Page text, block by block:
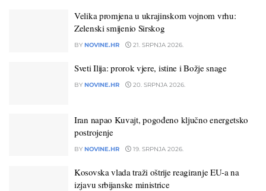
Velika promjena u ukrajinskom vojnom vrhu:
Zelenski smijenio Sirskog
BY NOVINE.HR 21. SRPNJA 2026.
Sveti Ilija: prorok vjere, istine i Božje snage
BY NOVINE.HR 20. SRPNJA 2026.
Iran napao Kuvajt, pogođeno ključno energetsko
postrojenje
BY NOVINE.HR 19. SRPNJA 2026.
Kosovska vlada traži oštrije reagiranje EU-a na
izjavu srbijanske ministrice